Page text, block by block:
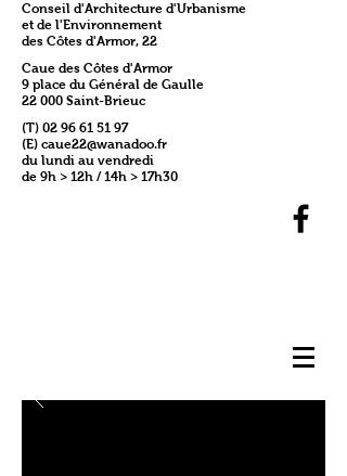
Conseil d'Architecture d'Urbanisme
et de l'Environnement
des Côtes d'Armor, 22
Caue des Côtes d'Armor
9 place du Général de Gaulle
22 000 Saint-Brieuc
(T) 02 96 61 51 97
(E) caue22@wanadoo.fr
du lundi au vendredi
de 9h > 12h / 14h > 17h30